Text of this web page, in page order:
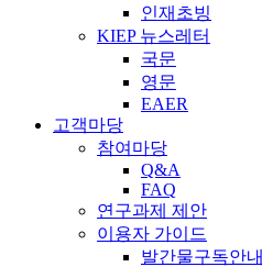
인재초빙
KIEP 뉴스레터
국문
영문
EAER
고객마당
참여마당
Q&A
FAQ
연구과제 제안
이용자 가이드
발간물구독안내